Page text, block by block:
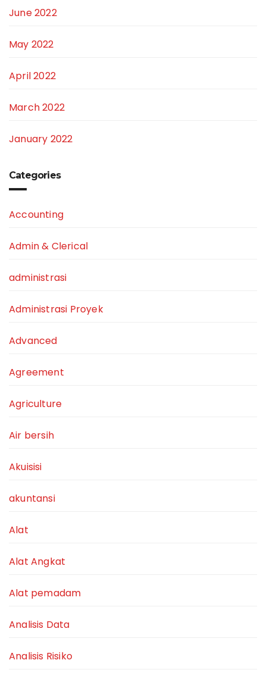
June 2022
May 2022
April 2022
March 2022
January 2022
Categories
Accounting
Admin & Clerical
administrasi
Administrasi Proyek
Advanced
Agreement
Agriculture
Air bersih
Akuisisi
akuntansi
Alat
Alat Angkat
Alat pemadam
Analisis Data
Analisis Risiko